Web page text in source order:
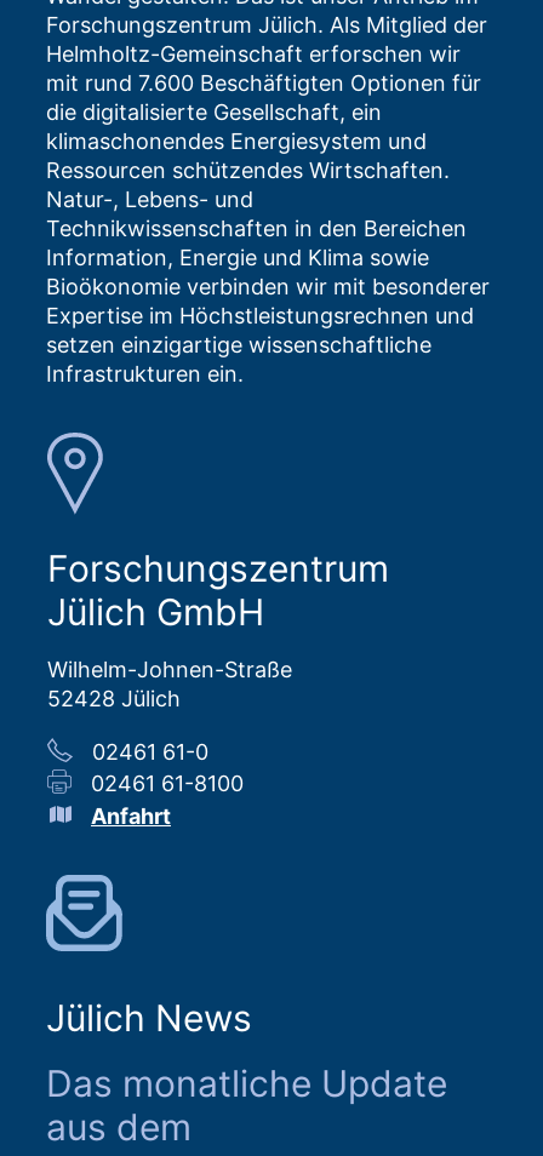
Forschungszentrum Jülich. Als Mitglied der
Helmholtz-Gemeinschaft erforschen wir
mit rund 7.600 Beschäftigten Optionen für
die digitalisierte Gesellschaft, ein
klimaschonendes Energiesystem und
Ressourcen schützendes Wirtschaften.
Natur-, Lebens- und
Technikwissenschaften in den Bereichen
Information, Energie und Klima sowie
Bioökonomie verbinden wir mit besonderer
Expertise im Höchstleistungsrechnen und
setzen einzigartige wissenschaftliche
Infrastrukturen ein.
Forschungszentrum
Jülich GmbH
Wilhelm-Johnen-Straße
52428 Jülich
02461 61-0
02461 61-8100
Anfahrt
Jülich News
Das monatliche Update
aus dem